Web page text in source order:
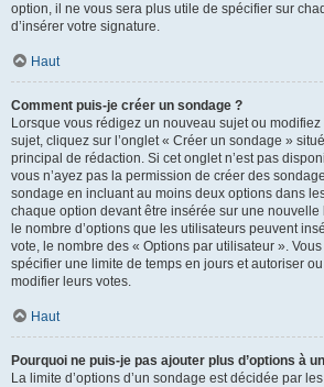
option, il ne vous sera plus utile de spécifier sur
d’insérer votre signature.
Haut
Comment puis-je créer un sondage ?
Lorsque vous rédigez un nouveau sujet ou modifiez
sujet, cliquez sur l’onglet « Créer un sondage »
principal de rédaction. Si cet onglet n’est pas
vous n’ayez pas la permission de créer des
sondage en incluant au moins deux options dans
chaque option devant être insérée sur une
le nombre d’options que les utilisateurs peuvent
vote, le nombre des « Options par utilisateur ».
spécifier une limite de temps en jours et autoriser
modifier leurs votes.
Haut
Pourquoi ne puis-je pas ajouter plus d’options à
La limite d’options d’un sondage est décidée par